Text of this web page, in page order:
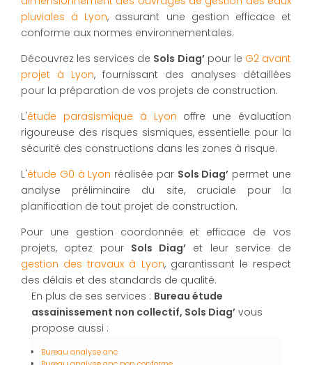
pluviales à Lyon, assurant une gestion efficace et
conforme aux normes environnementales.
Découvrez les services de Sols Diag’pour le G2 avant
projet à Lyon, fournissant des analyses détaillées
pour la préparation de vos projets de construction.
L'étude parasismique à Lyon offre une évaluation
rigoureuse des risques sismiques, essentielle pour la
sécurité des constructions dans les zones à risque.
L'étude G0 à Lyon réalisée par Sols Diag’ permet une
analyse préliminaire du site, cruciale pour la
planification de tout projet de construction.
Pour une gestion coordonnée et efficace de vos
projets, optez pour Sols Diag’ et leur service de
gestion des travaux à Lyon, garantissant le respect
des délais et des standards de qualité.
En plus de ses services : Bureau étude
assainissement non collectif, Sols Diag’ vous
propose aussi :
Bureau analyse anc